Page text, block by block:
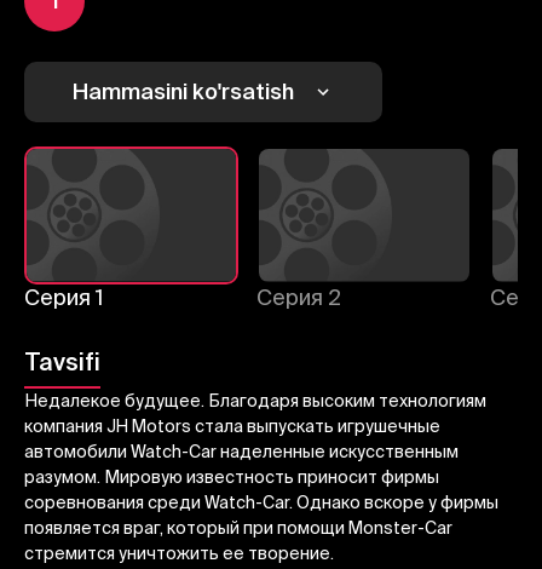
Hammasini ko'rsatish
Серия 1 Серия 2
Tavsifi
Недалекое будущее. Благодаря высоким технологиям
компания JH Motors стала выпускать игрушечные
автомобили Watch-Car наделенные искусственным
разумом. Мировую известность приносит фирмы
соревнования среди Watch-Car. Однако вскоре у фирмы
появляется враг, который при помощи Monster-Car
стремится уничтожить ее творение.
1 2
Bekor qilish Tizimga kirish